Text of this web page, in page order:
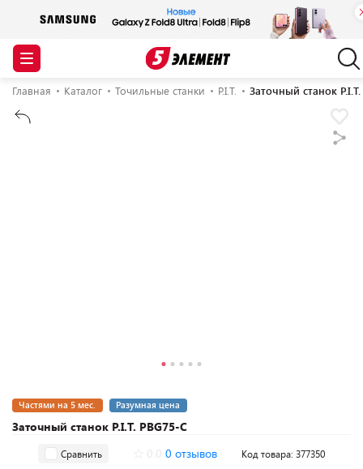
Главная Каталог Точильные станки P.I.T. Заточный станок P.I.T.
Заточный станок P.I.T. PBG75-C
Частями на 5 мес. Разумная цена
Сравнить 0 отзывов Код товара: 377350